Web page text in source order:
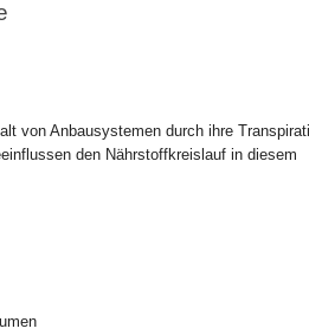
von Anbausystemen durch ihre
den Nährstoffkreislauf in diesem